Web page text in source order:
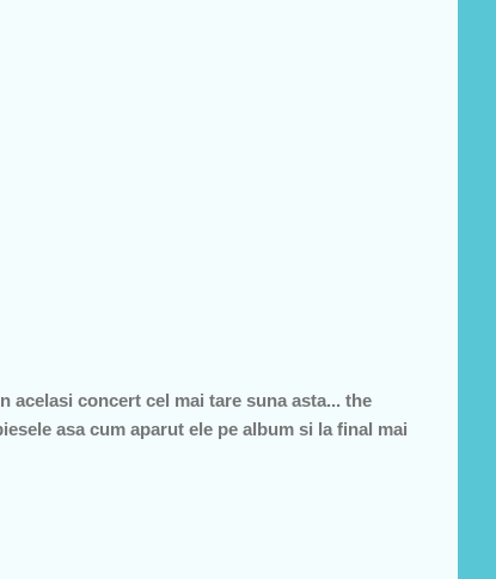
acelasi concert cel mai tare suna asta... the
asa cum aparut ele pe album si la final mai